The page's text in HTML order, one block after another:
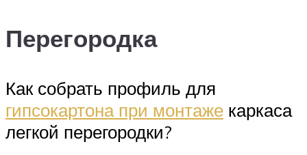
Перегородка
Как собрать профиль для
гипсокартона при монтаже каркаса
легкой перегородки?